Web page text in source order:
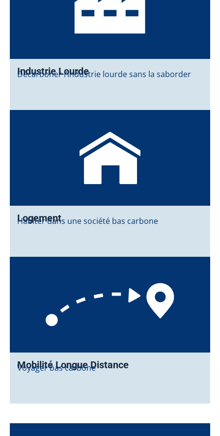
Industrie Lourde
Décarboner l’industrie lourde sans la saborder
Logement
Habiter dans une société bas carbone
Mobilité Longue Distance
Voyager bas carbone